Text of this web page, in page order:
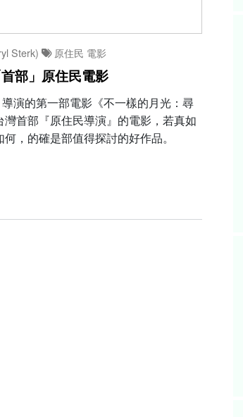
Sterk) 原住民 電影
部」原住民電影
演的第一部電影《不一樣的月光：尋
首部『原住民導演』的電影，若真如
，的確是部值得探討的好作品。